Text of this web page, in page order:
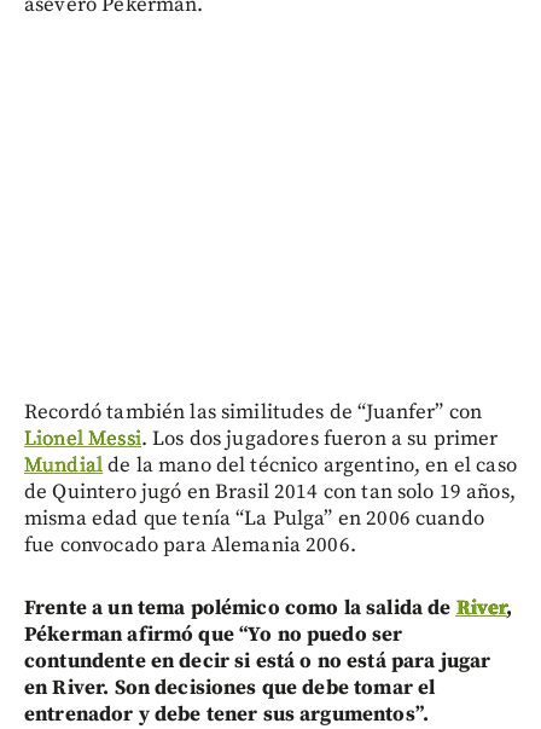
Recordó también las similitudes de “Juanfer” con
Lionel Messi. Los dos jugadores fueron a su primer
Mundialde la mano del técnico argentino, en el caso
de Quintero jugó en Brasil 2014 con tan solo 19 años,
misma edad que tenía “La Pulga” en 2006 cuando
fue convocado para Alemania 2006.
Frente a un tema polémico como la salida de River,
Pékerman afirmó que “Yo no puedo ser
contundente en decir si está o no está para jugar
en River. Son decisiones que debe tomar el
entrenador y debe tener sus argumentos”.